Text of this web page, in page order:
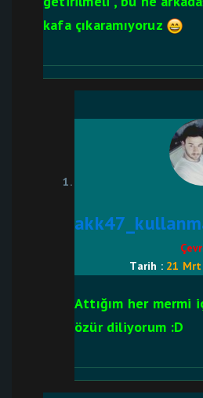
kafa çıkaramıyoruz
Tarih : 21 Mrt
Attığım her mermi
özür diliyorum :D